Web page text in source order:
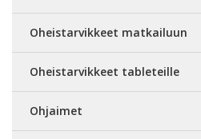
Oheistarvikkeet matkailuun
Oheistarvikkeet tableteille
Ohjaimet